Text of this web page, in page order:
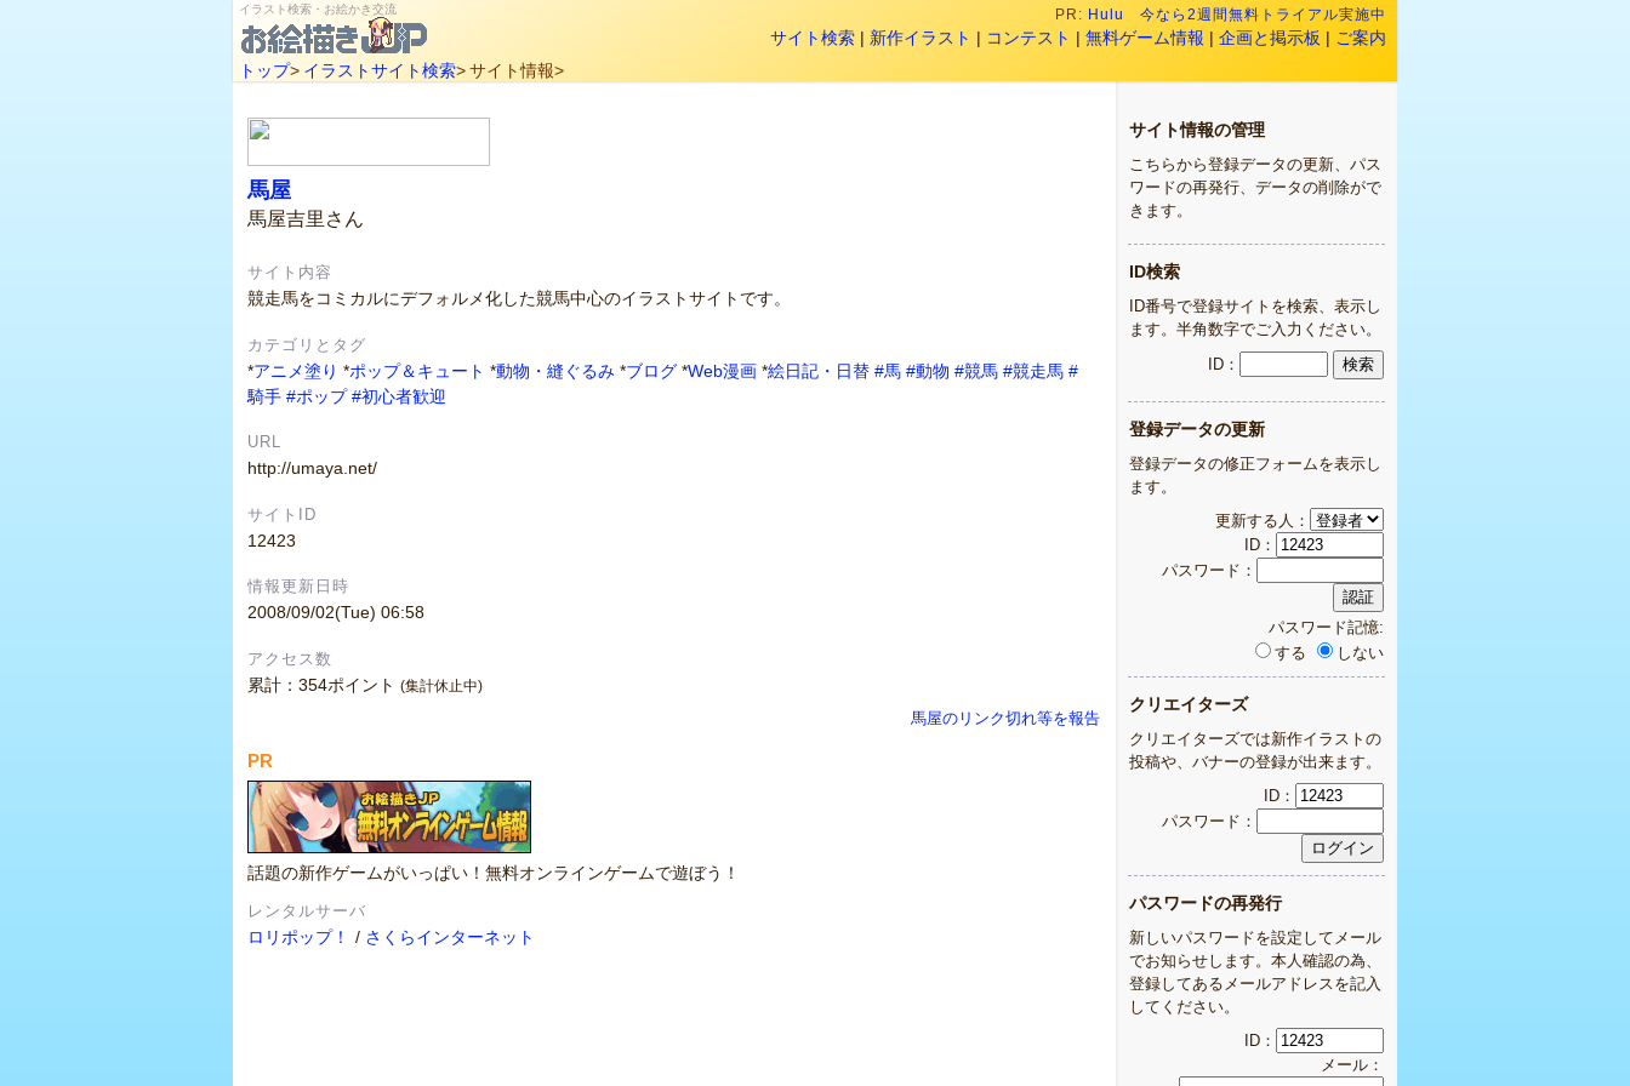
イラスト検索・お絵かき交流 PR: Hulu 今なら2週間無料トライアル実施中
サイト検索 | 新作イラスト | コンテスト | 無料ゲーム情報 | 企画と掲示板 | ご案内
トップ> イラストサイト検索>サイト情報>
馬屋
馬屋吉里さん
サイト内容
競走馬をコミカルにデフォルメ化した競馬中心のイラストサイトです。
カテゴリとタグ
*アニメ塗り *ポップ＆キュート *動物・縫ぐるみ *ブログ *Web漫画 *絵日記・日替 #馬 #動物 #競馬 #競走馬 #
騎手 #ポップ #初心者歓迎
URL
http://umaya.net/
サイトID
12423
情報更新日時
2008/09/02(Tue) 06:58
アクセス数
累計：354ポイント (集計休止中)
馬屋のリンク切れ等を報告
PR
話題の新作ゲームがいっぱい！無料オンラインゲームで遊ぼう！
レンタルサーバ
ロリポップ！ / さくらインターネット
サイト情報の管理
こちらから登録データの更新、パス
ワードの再発行、データの削除がで
きます。
ID検索
ID番号で登録サイトを検索、表示し
ます。半角数字でご入力ください。
ID：
登録データの更新
登録データの修正フォームを表示し
ます。
更新する人：
ID：
パスワード：
パスワード記憶:
する
しない
クリエイターズ
クリエイターズでは新作イラストの
投稿や、バナーの登録が出来ます。
ID：
パスワード：
パスワードの再発行
新しいパスワードを設定してメール
でお知らせします。本人確認の為、
登録してあるメールアドレスを記入
してください。
ID：
メール：